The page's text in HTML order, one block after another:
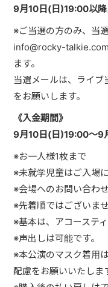
9月10日(日)19:00以
※ご当選の方のみ、当
info@rocky-talkie.com
ます。
当選メールは、ライ
をお願いします。
《入金期間》
9月10日(日)19:00～9
※お一人様1枚まで
※未就学児童はご入場
※会場へのお問い合わ
※先着順ではございま
※基本は、アコーステ
※声出しは可能です。
※本公演のマスク着用
配慮をお願いいたしま